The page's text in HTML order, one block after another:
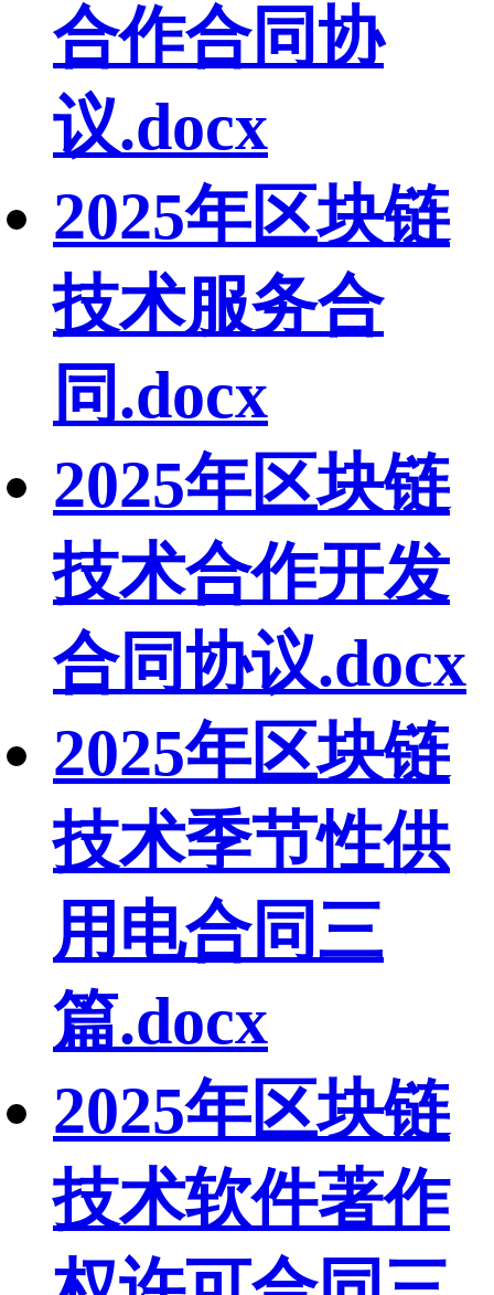
合作合同协
议.docx
2025年区块链
技术服务合
同.docx
2025年区块链
技术合作开发
合同协议.docx
2025年区块链
技术季节性供
用电合同三
篇.docx
2025年区块链
技术软件著作